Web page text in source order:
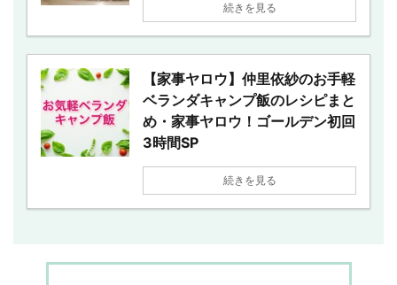
続きを見る
【家事ヤロウ】仲里依紗のお手軽
ベランダキャンプ飯のレシピまと
め・家事ヤロウ！ゴールデン初回
3時間SP
続きを見る